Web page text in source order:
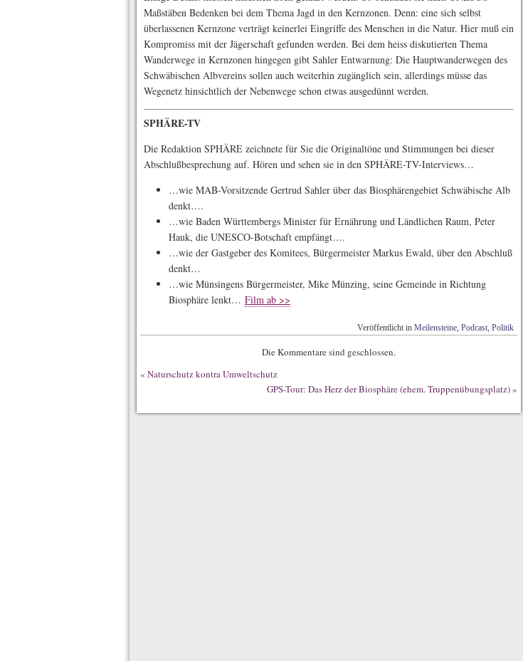
Maßstäben Bedenken bei dem Thema Jagd in den Kernzonen. Denn: eine sich selbst
überlassenen Kernzone verträgt keinerlei Eingriffe des Menschen in die Natur. Hier muß ein
Kompromiss mit der Jägerschaft gefunden werden. Bei dem heiss diskutierten Thema
Wanderwege in Kernzonen hingegen gibt Sahler Entwarnung: Die Hauptwanderwegen des
Schwäbischen Albvereins sollen auch weiterhin zugänglich sein, allerdings müsse das
Wegenetz hinsichtlich der Nebenwege schon etwas ausgedünnt werden.
SPHÄRE-TV
Die Redaktion SPHÄRE zeichnete für Sie die Originaltöne und Stimmungen bei dieser
Abschlußbesprechung auf. Hören und sehen sie in den SPHÄRE-TV-Interviews…
…wie MAB-Vorsitzende Gertrud Sahler über das Biosphärengebiet Schwäbische Alb
denkt….
…wie Baden Württembergs Minister für Ernährung und Ländlichen Raum, Peter
Hauk, die UNESCO-Botschaft empfängt….
…wie der Gastgeber des Komitees, Bürgermeister Markus Ewald, über den Abschluß
denkt…
…wie Münsingens Bürgermeister, Mike Münzing, seine Gemeinde in Richtung
Biosphäre lenkt… Film ab >>
Veröffentlicht in Meilensteine, Podcast, Politik
Die Kommentare sind geschlossen.
« Naturschutz kontra Umweltschutz
GPS-Tour: Das Herz der Biosphäre (ehem. Truppenübungsplatz)»